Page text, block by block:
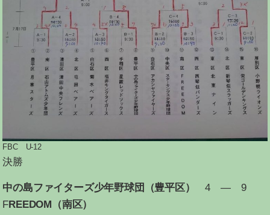
FBC U-12
決勝
中の島ファイターズ少年野球団（豊平区）
4 ― 9
FREEDOM（南区）